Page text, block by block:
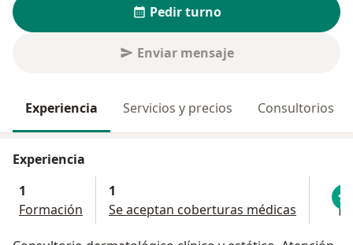
Pedir turno
Enviar mensaje
Experiencia Servicios y precios Consultorios
Experiencia
1
Formación
1
Se aceptan coberturas médicas